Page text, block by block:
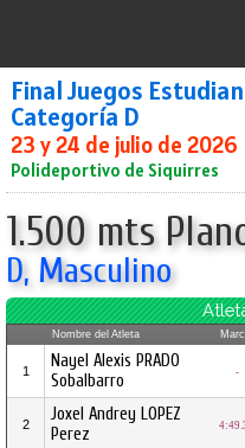
Final Juegos
Categoría D
23 y 24 de julio de 2026
Polideportivo de Siquirres
1.500 mts
D, Masculino
Nombre del Atleta
1
Nayel Alexis PRADO
Sobalbarro
-
2
Joxel Andrey LOPEZ
Perez